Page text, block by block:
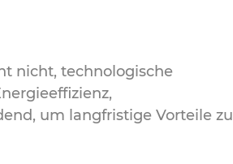
nicht, technologische
um langfristige Vorteile zu